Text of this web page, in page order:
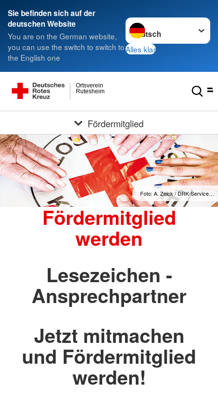
Sie befinden sich auf der
deutschen Website
You are on the German website,
you can use the switch to switch to
the English one
Sprache wechseln zu
Alles klar
Rutesheim
Ortsverein
Fördermitglied
Foto: A. Zelck / DRK-Service…
Fördermitglied
werden
Lesezeichen -
Ansprechpartner
Jetzt mitmachen
und Fördermitglied
werden!